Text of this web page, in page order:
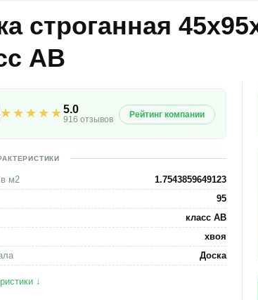
строганная
АВ
★★★★★5.0
916 отзывов Рейтинг компании
в м2
1.7543859649123
95
класс АВ
хвоя
Доска
↓